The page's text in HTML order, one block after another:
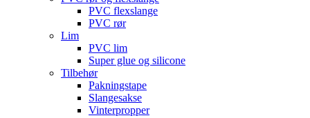
PVC flexslange
PVC rør
Lim
PVC lim
Super glue og silicone
Tilbehør
Pakningstape
Slangesakse
Vinterpropper